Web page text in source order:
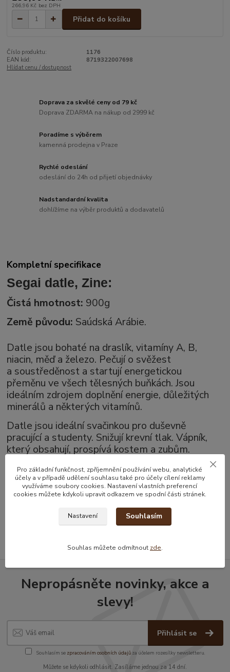
266,96 Kč bez DPH
Přidat do košíku
Číslo produktu:
1176
EAN kód:
8719322007698
Hlídat cenu / dostupnost
Doprava za skvělé ceny od 79 kč
Doprava ZDARMA na nákup od 2999 kč
Poradíme s výběrem
kamenná prodejna v Praze
Rychlé odeslání
odeslání do 24h od přijetí objednávky
Nadstandardní kvalita
dohlížíme na výběr produktů a dodavatelů
Kompletní specifikace
Segai datle, Zine:
Čistá hmotnost: 900g
Země původu: Saúdská Arábie.
Datle jsou bohaté na draslík, vitamíny A, B,
niacin, měď a železo. Pečují o svěžest
a soustředěnost a startují energetickou
přeměnu ve všech tělesných buňkách. Jsou
ideálním zdrojem doplnění energie, důležitých
minerálů a některých vitamínů.
Datle jsou ideální svačinkou pro duševně
pracující a studenty. Snižují krevní tlak. Vápník,
který obsahují, prospívá kostem a zubům.
Zboží zařazeno v kategoriích
Datle a sušené plody
Nepropásněte novinky, akce a
slevy!
Přihlásit se
Souhlasím se zpracováním osobních údajůza účelem rozesílky newsletteru.
Můžete se kdykoli odhlásit. Zasíláme jednou za 14 dní.
Pro základní funkčnost, zpříjemnění používání webu, analytické
účely a v případě udělení souhlasu také pro účely cílení reklamy
využíváme soubory cookies. Nastavení vlastních preferencí
cookies můžete kdykoli upravit odkazem ve spodní části stránek.
Nastavení Souhlasím
Souhlas můžete odmítnout zde.